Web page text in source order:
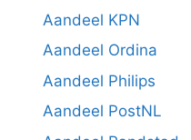
Aandeel KPN
Aandeel Ordina
Aandeel Philips
Aandeel PostNL